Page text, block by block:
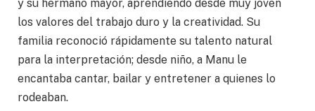
y su hermano mayor, aprendiendo desde muy joven
los valores del trabajo duro y la creatividad. Su
familia reconoció rápidamente su talento natural
para la interpretación; desde niño, a Manu le
encantaba cantar, bailar y entretener a quienes lo
rodeaban.